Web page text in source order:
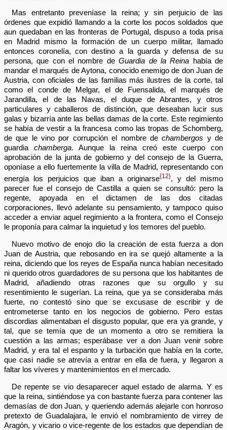
Mas entretanto preveníase la reina; y sin perjuicio de las
órdenes que expidió llamando a la corte los pocos soldados que
aun quedaban en las fronteras de Portugal, dispuso a toda prisa
en Madrid mismo la formación de un cuerpo militar, llamado
entonces coronelía, con destino a la guarda y defensa de su
persona, que con el nombre deGuardia de la Reina había de
mandar el marqués de Aytona, conocido enemigo de don Juan de
Austria, con oficiales de las familias más ilustres de la corte, tal
como el conde de Melgar, el de Fuensalida, el marqués de
Jarandilla, el de las Navas, el duque de Abrantes, y otros
particulares y caballeros de distinción, que deseaban lucir sus
galas y bizarría ante las bellas damas de la corte. Este regimiento
se había de vestir a la francesa como las tropas de Schomberg,
de que le vino por corrupción el nombre dechambergos y de
guardiachamberga. Aunque la reina creó este cuerpo con
aprobación de la junta de gobierno y del consejo de la Guerra,
oponíase a ello fuertemente la villa de Madrid, representando con
energía los perjuicios que iban a originarse{12}, y del mismo
parecer fue el consejo de Castilla a quien se consultó: pero la
regente, apoyada en el dictamen de las dos citadas
corporaciones, llevó adelante su pensamiento, y tampoco quiso
acceder a enviar aquel regimiento a la frontera, como el Consejo
le proponía para calmar la inquietud y los temores del pueblo.
Nuevo motivo de enojo dio la creación de esta fuerza a don
Juan de Austria, que rebosando en ira se quejó altamente a la
reina, diciendo que los reyes de España nunca habían necesitado
ni querido otros guardadores de su persona que los habitantes de
Madrid, añadiendo otras razones que su orgullo y su
resentimiento le sugerían. La reina, que ya se consideraba más
fuerte, no contestó sino que se excusase de escribir y de
entrometerse tanto en los negocios de gobierno. Pero estas
discordias alimentaban el disgusto popular, que era ya grande, y
tal, que se temía que de un momento a otro se remitiera la
cuestión a las armas; esperábase ver a don Juan venir sobre
Madrid, y era tal el espanto y la turbación que había en la corte,
que casi nadie se atrevía a entrar en ella de fuera, y llegaron a
faltar los víveres y mantenimientos en el mercado.
De repente se vio desaparecer aquel estado de alarma. Y es
que la reina, sintiéndose ya con bastante fuerza para contener las
demasías de don Juan, y queriendo además alejarle con honroso
pretexto de Guadalajara, le envió el nombramiento de virrey de
Aragón, y vicario o vice-regente de los estados que dependían de